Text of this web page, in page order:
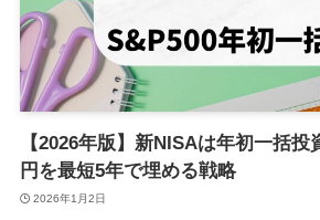
【2026年版】新NISAは年初一括投
円を最短5年で埋める戦略
2026年1月2日